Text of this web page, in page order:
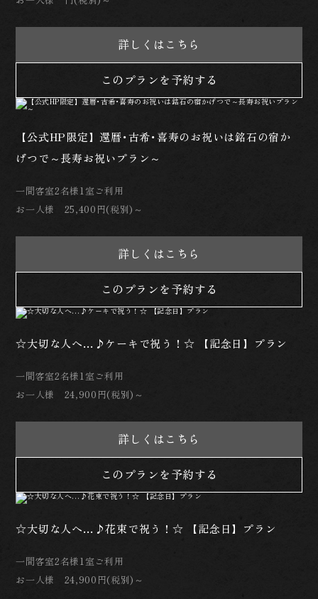
詳しくはこちら
このプランを予約する
【公式HP限定】還暦･古希･喜寿のお祝いは銘石の宿か
げつで～長寿お祝いプラン～
一間客室2名様1室ご利用
お一人様 25,400円(税別)～
詳しくはこちら
このプランを予約する
☆大切な人へ…♪ケーキで祝う！☆ 【記念日】プラン
一間客室2名様1室ご利用
お一人様 24,900円(税別)～
詳しくはこちら
このプランを予約する
☆大切な人へ…♪花束で祝う！☆ 【記念日】プラン
一間客室2名様1室ご利用
お一人様 24,900円(税別)～